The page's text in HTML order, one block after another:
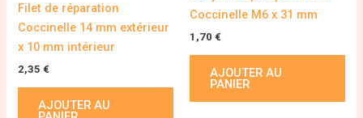
Filet de réparation
Coccinelle 14 mm extérieur
x 10 mm intérieur
2,35 €
AJOUTER AU
Coccinelle M6 x 31 mm
1,70 €
AJOUTER AU
PANIER